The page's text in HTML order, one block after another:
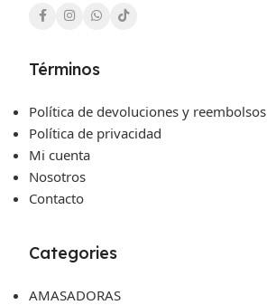
Términos
Política de devoluciones y reembolsos
Política de privacidad
Mi cuenta
Nosotros
Contacto
Categories
AMASADORAS